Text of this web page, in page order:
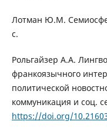
Лотман Ю.М.
с.
Рольгайзер А.А.
франкоязычного
политической
коммуникация и соц.
https://doi.org/